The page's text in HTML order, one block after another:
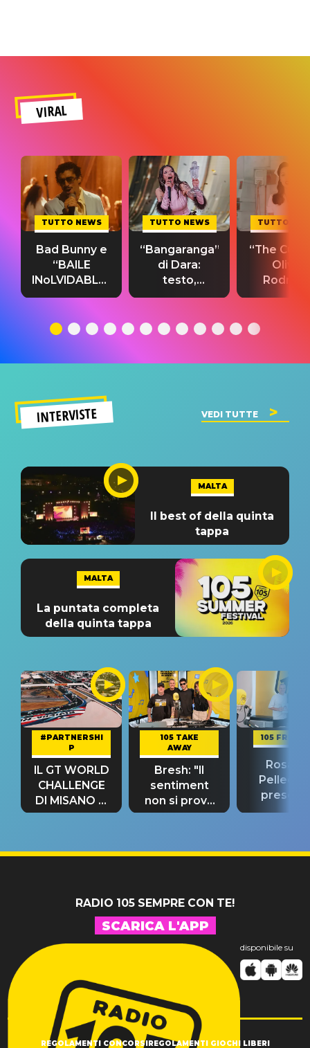
VIRAL
TUTTO NEWS
Bad Bunny e
“BAILE
INoLVIDABLE”:
testo,
significato
TUTTO NEWS
“Bangaranga”
di Dara:
testo,
traduzione e
del singolo
TUTTO
“The
Olivia
testo,
INTERVISTE VEDI TUTTE
MALTA
Il best of della quinta
tappa
MALTA
La puntata completa
della quinta tappa
#PARTNERSHI
P
IL GT WORLD
CHALLENGE
DI MISANO si
riconferma
105 TAKE
AWAY
Bresh: "Il
sentiment
non si prova
fino alla notte
105
Rosario
“Così
RADIO 105 SEMPRE CON TE!
SCARICA L'APP
disponibile su
REGOLAMENTI CONCORSI REGOLAMENTI GIOCHI LIBERI